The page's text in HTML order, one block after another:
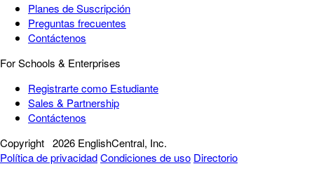
Planes de Suscripción
Preguntas frecuentes
Contáctenos
For Schools & Enterprises
Registrarte como Estudiante
Sales & Partnership
Contáctenos
Copyright 2026 EnglishCentral, Inc.
Política de privacidadCondiciones de uso Directorio